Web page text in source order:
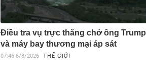
Điều tra vụ trực thăng chở ông Trump
và máy bay thương mại áp sát
07:46 6/8/2026 THẾ GIỚI